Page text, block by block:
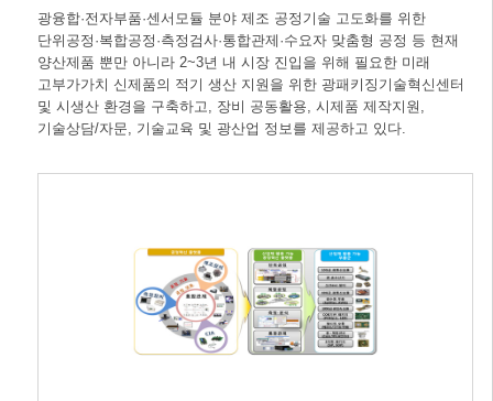
광융합·전자부품·센서모듈 분야 제조 공정기술 고도화를 위한
단위공정·복합공정·측정검사·통합관제·수요자 맞춤형 공정 등 현재
양산제품 뿐만 아니라 2~3년 내 시장 진입을 위해 필요한 미래
고부가가치 신제품의 적기 생산 지원을 위한 광패키징기술혁신센터
및 시생산 환경을 구축하고, 장비 공동활용, 시제품 제작지원,
기술상담/자문, 기술교육 및 광산업 정보를 제공하고 있다.